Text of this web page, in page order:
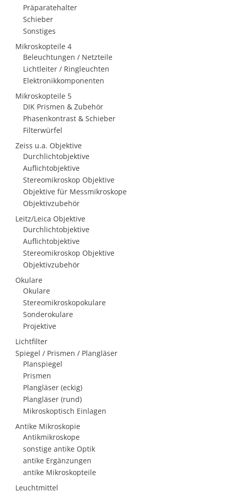
Präparatehalter
Schieber
Sonstiges
Mikroskopteile 4
Beleuchtungen / Netzteile
Lichtleiter / Ringleuchten
Elektronikkomponenten
Mikroskopteile 5
DIK Prismen & Zubehör
Phasenkontrast & Schieber
Filterwürfel
Zeiss u.a. Objektive
Durchlichtobjektive
Auflichtobjektive
Stereomikroskop Objektive
Objektive für Messmikroskope
Objektivzubehör
Leitz/Leica Objektive
Durchlichtobjektive
Auflichtobjektive
Stereomikroskop Objektive
Objektivzubehör
Okulare
Okulare
Stereomikroskopokulare
Sonderokulare
Projektive
Lichtfilter
Spiegel / Prismen / Plangläser
Planspiegel
Prismen
Plangläser (eckig)
Plangläser (rund)
Mikroskoptisch Einlagen
Antike Mikroskopie
Antikmikroskope
sonstige antike Optik
antike Ergänzungen
antike Mikroskopteile
Leuchtmittel